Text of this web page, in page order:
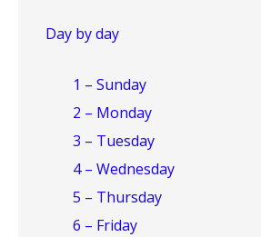
Day by day
1 – Sunday
2 – Monday
3 – Tuesday
4 – Wednesday
5 – Thursday
6 – Friday